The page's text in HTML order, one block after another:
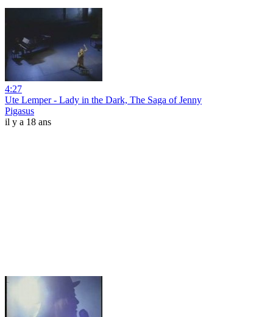
4:27
Ute Lemper - Lady in the Dark, The Saga of Jenny
Pigasus
il y a 18 ans